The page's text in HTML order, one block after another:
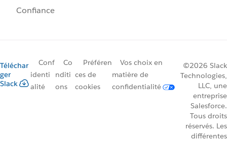
Confiance
Téléchar
ger
Slack
Conf
identi
alité
Co
nditi
ons
Préféren
ces de
cookies
Vos choix en
matière de
confidentialité
©2026 Slack
Technologies,
LLC, une
entreprise
Salesforce.
Tous droits
réservés. Les
différentes